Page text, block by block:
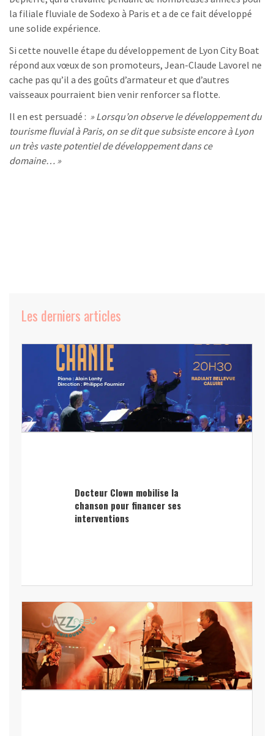
la filiale fluviale de Sodexo à Paris et a de ce fait développé
une solide expérience.
Si cette nouvelle étape du développement de Lyon City Boat
répond aux vœux de son promoteurs, Jean-Claude Lavorel ne
cache pas qu’il a des goûts d’armateur et que d’autres
vaisseaux pourraient bien venir renforcer sa flotte.
Il en est persuadé : » Lorsqu’on observe le développement du
tourisme fluvial à Paris, on se dit que subsiste encore à Lyon
un très vaste potentiel de développement dans ce
domaine… »
Les derniers articles
Docteur Clown mobilise la
chanson pour financer ses
interventions